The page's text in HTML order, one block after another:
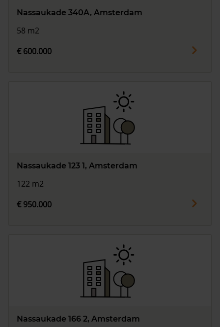
Nassaukade 340A, Amsterdam
58 m2
€ 600.000
Nassaukade 123 1, Amsterdam
122 m2
€ 950.000
Nassaukade 166 2, Amsterdam